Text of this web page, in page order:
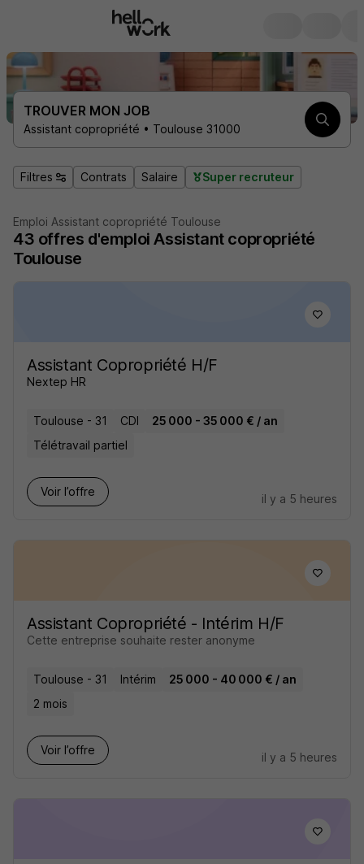
TROUVER MON JOB
Assistant copropriété • Toulouse 31000
Filtres Contrats Salaire Super recruteur
Emploi Assistant copropriété Toulouse
43 offres d'emploi Assistant copropriété
Toulouse
Assistant Copropriété H/F
Nextep HR
Toulouse - 31 CDI
25 000 - 35 000 € / an
Télétravail partiel
Voir l’offre
il y a 5 heures
Assistant Copropriété - Intérim H/F
Cette entreprise souhaite rester anonyme
Toulouse - 31 Intérim
25 000 - 40 000 € / an
2 mois
Voir l’offre
il y a 5 heures